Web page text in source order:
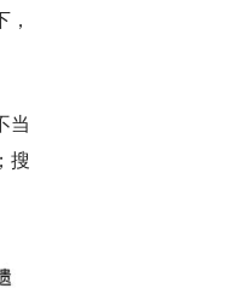
当
搜